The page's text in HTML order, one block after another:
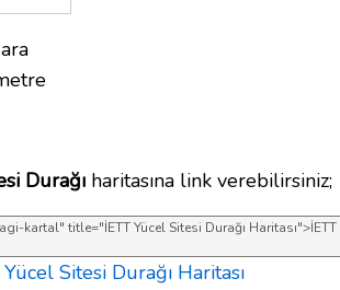
Durağıharitasına link verebilirsiniz;
Sitesi Durağı Haritası